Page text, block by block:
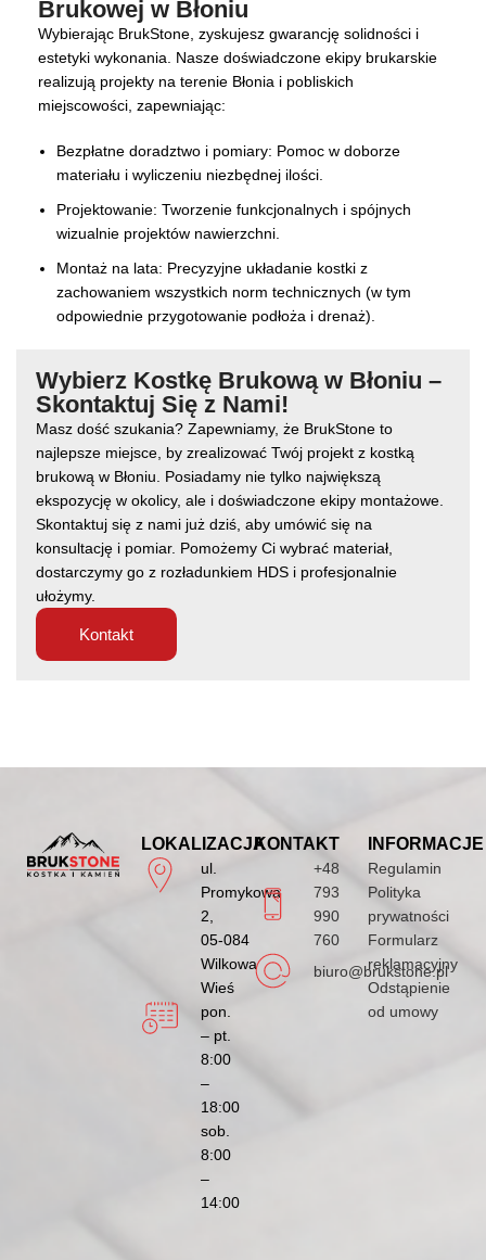
Brukowej w Błoniu
Wybierając BrukStone, zyskujesz gwarancję solidności i
estetyki wykonania. Nasze doświadczone ekipy brukarskie
realizują projekty na terenie Błonia i pobliskich
miejscowości, zapewniając:
Bezpłatne doradztwo i pomiary: Pomoc w doborze
materiału i wyliczeniu niezbędnej ilości.
Projektowanie: Tworzenie funkcjonalnych i spójnych
wizualnie projektów nawierzchni.
Montaż na lata: Precyzyjne układanie kostki z
zachowaniem wszystkich norm technicznych (w tym
odpowiednie przygotowanie podłoża i drenaż).
Wybierz Kostkę Brukową w Błoniu –
Skontaktuj Się z Nami!
Masz dość szukania? Zapewniamy, że BrukStone to
najlepsze miejsce, by zrealizować Twój projekt z kostką
brukową w Błoniu. Posiadamy nie tylko największą
ekspozycję w okolicy, ale i doświadczone ekipy montażowe.
Skontaktuj się z nami już dziś, aby umówić się na
konsultację i pomiar. Pomożemy Ci wybrać materiał,
dostarczymy go z rozładunkiem HDS i profesjonalnie
ułożymy.
Kontakt
LOKALIZACJA
ul.
Promykowa
2,
05-084
Wilkowa
Wieś
pon.
– pt.
8:00
–
18:00
sob.
8:00
–
14:00
KONTAKT
+48
793
990
760
biuro@brukstone.pl
INFORMACJE
Regulamin
Polityka
prywatności
Formularz
reklamacyjny
Odstąpienie
od umowy